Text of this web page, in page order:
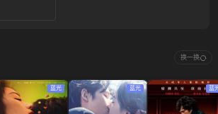
换一换
蓝光 蓝光 蓝